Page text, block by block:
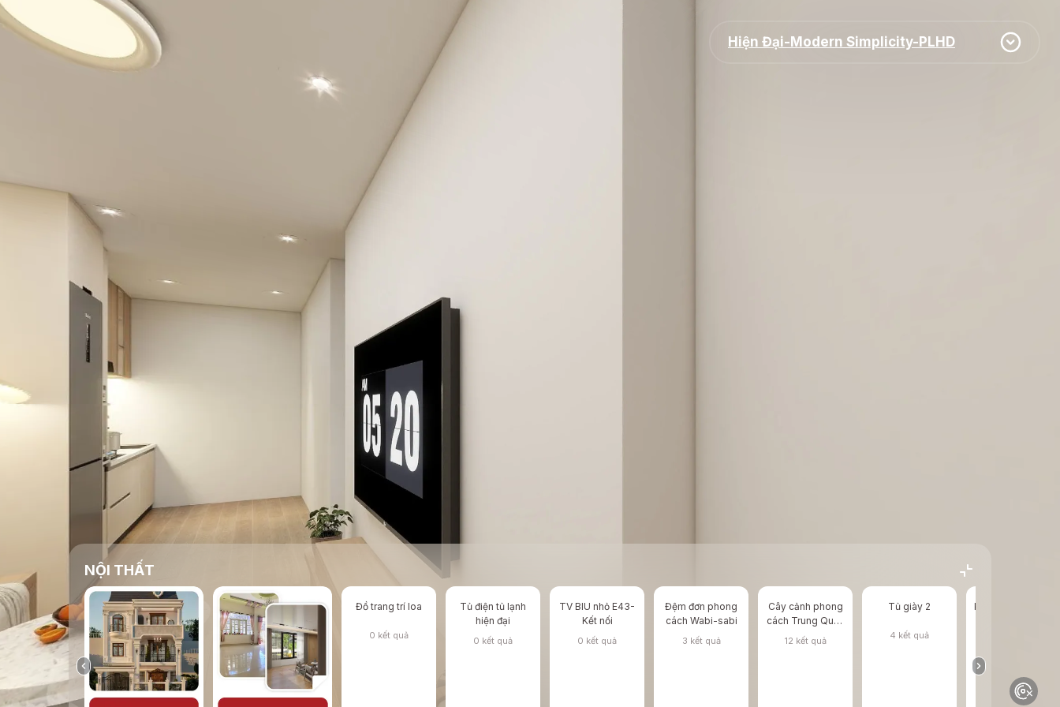
Hiện Đại-Modern Simplicity-PLHD
NỘI THẤT
Đồ trang trí loa
0 kết quả
Tủ điện tủ lạnh
hiện đại
0 kết quả
TV BIU nhỏ E43-
Kết nối
0 kết quả
Đệm đơn phong
cách Wabi-sabi
3 kết quả
Cây cảnh phong
cách Trung Quốc
mới
12 kết quả
Tủ giày 2
4 kết quả
Khung cửa phẳng